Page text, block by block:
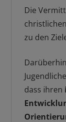
Die
zu den
dass ihren